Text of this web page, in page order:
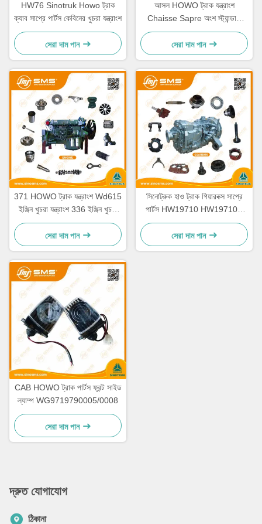
HW76 Sinotruk Howo ট্রাক
ক্যাব সাপ্রে পার্টস কেবিনের খুচরা যন্ত্রাংশ
সেরা দাম পান
আসল HOWO ট্রাক যন্ত্রাংশ
Chaisse Sapre অংশ স্ট্যান্ডার্ড
আকার
সেরা দাম পান
371 HOWO ট্রাক যন্ত্রাংশ Wd615
ইঞ্জিন খুচরা যন্ত্রাংশ 336 ইঞ্জিন খুচরা
যন্ত্রাংশ
সেরা দাম পান
সিনোট্রুক হাও ট্রাক গিয়ারবক্স সাপ্রে
পার্টস HW19710 HW19710T
HW19712
সেরা দাম পান
CAB HOWO ট্রাক পার্টস ফ্রন্ট সাইড
ল্যাম্প WG9719790005/0008
সেরা দাম পান
দ্রুত যোগাযোগ
ঠিকানা